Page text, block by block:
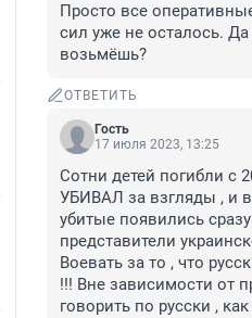
Просто все
сил уже не осталось.
возьмёшь?
ОТВЕТИТЬ
Гость
17 июля 2023, 13:25
Сотни детей погибли с
УБИВАЛ за взгляды , и
убитые появились
представители
Воевать за то , что
!!! Вне зависимости от
говорить по русски ,